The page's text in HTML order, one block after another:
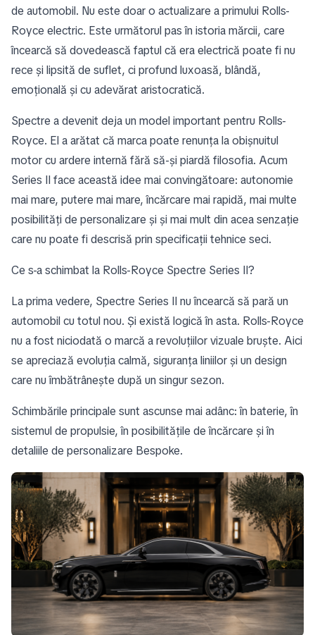
de automobil. Nu este doar o actualizare a primului Rolls-
Royce electric. Este următorul pas în istoria mărcii, care
încearcă să dovedească faptul că era electrică poate fi nu
rece și lipsită de suflet, ci profund luxoasă, blândă,
emoțională și cu adevărat aristocratică.
Spectre a devenit deja un model important pentru Rolls-
Royce. El a arătat că marca poate renunța la obișnuitul
motor cu ardere internă fără să-și piardă filosofia. Acum
Series II face această idee mai convingătoare: autonomie
mai mare, putere mai mare, încărcare mai rapidă, mai multe
posibilități de personalizare și și mai mult din acea senzație
care nu poate fi descrisă prin specificații tehnice seci.
Ce s-a schimbat la Rolls-Royce Spectre Series II?
La prima vedere, Spectre Series II nu încearcă să pară un
automobil cu totul nou. Și există logică în asta. Rolls-Royce
nu a fost niciodată o marcă a revoluțiilor vizuale bruște. Aici
se apreciază evoluția calmă, siguranța liniilor și un design
care nu îmbătrânește după un singur sezon.
Schimbările principale sunt ascunse mai adânc: în baterie, în
sistemul de propulsie, în posibilitățile de încărcare și în
detaliile de personalizare Bespoke.